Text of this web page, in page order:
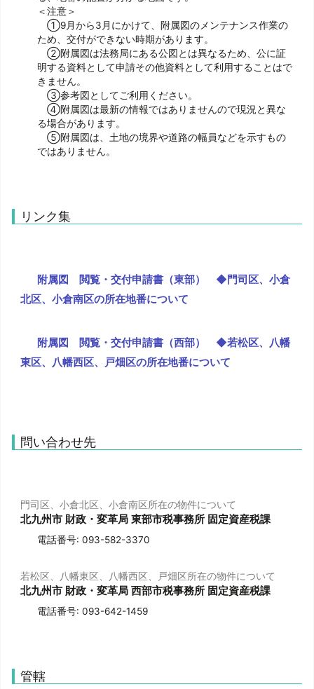
＜注意＞
①9月から3月にかけて、附属図のメンテナンス作業の
ため、交付ができない時期があります。
②附属図は法務局にある公図とは異なるため、公に証
明する資料として申請その他資料として利用することはで
きません。
③参考図としてご利用ください。
④附属図は最新の情報ではありませんので現況と異な
る場合があります。
⑤附属図は、土地の境界や道路の幅員などを示すもの
ではありません。
リンク集
附属図 閲覧・交付申請書（東部） ◆門司区、小倉
北区、小倉南区の所在地番について
附属図 閲覧・交付申請書（西部） ◆若松区、八幡
東区、八幡西区、戸畑区の所在地番について
問い合わせ先
門司区、小倉北区、小倉南区所在の物件について
北九州市 財政・変革局 東部市税事務所 固定資産税課
電話番号: 093-582-3370
若松区、八幡東区、八幡西区、戸畑区所在の物件について
北九州市 財政・変革局 西部市税事務所 固定資産税課
電話番号: 093-642-1459
管轄